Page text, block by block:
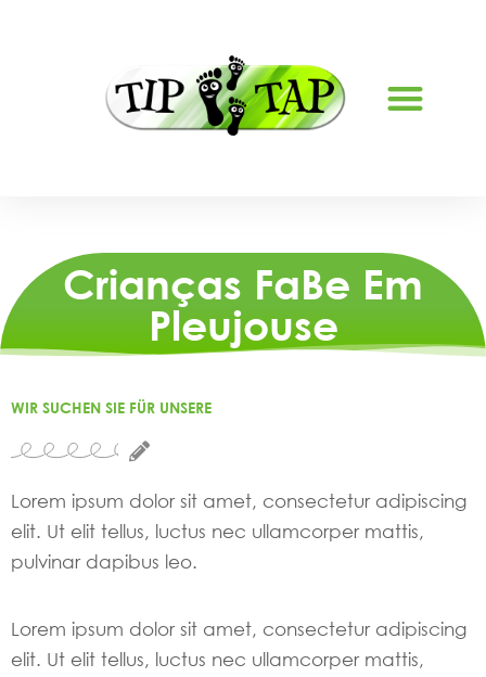
Crianças FaBe Em
Pleujouse
WIR SUCHEN SIE FÜR UNSERE
Lorem ipsum dolor sit amet, consectetur adipiscing
elit. Ut elit tellus, luctus nec ullamcorper mattis,
pulvinar dapibus leo.
Lorem ipsum dolor sit amet, consectetur adipiscing
elit. Ut elit tellus, luctus nec ullamcorper mattis,